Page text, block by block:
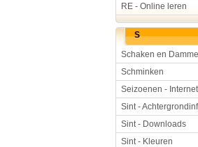
RE - Online leren
S
Schaken en
Schminken
Seizoenen -
Sint -
Sint - Downloads
Sint - Kleuren